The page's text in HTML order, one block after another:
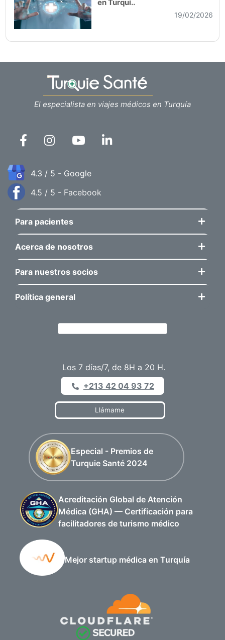
en Turquí..
19/02/2026
El especialista en viajes médicos en Turquía
4.3 / 5 - Google
4.5 / 5 - Facebook
Para pacientes
Acerca de nosotros
Para nuestros socios
Política general
Los 7 días/7, de 8H a 20 H.
+213 42 04 93 72
Llámame
Especial - Premios de
Turquie Santé 2024
Acreditación Global de Atención
Médica (GHA) — Certificación para
facilitadores de turismo médico
Mejor startup médica en Turquía